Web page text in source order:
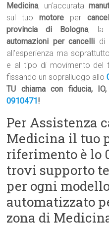
Medicina, un’accurata
sul tuo motoreper
provincia di Bologna, la
automazioni per cancelli di
all’esperienza ma
e al tipo di movimento del
fissando un sopralluogo allo
TU chiama con fiducia,
0910471 !
Per Assistenza
Medicina il tuo
riferimento è lo
trovi supporto
per ogni
automatizzato
zona di